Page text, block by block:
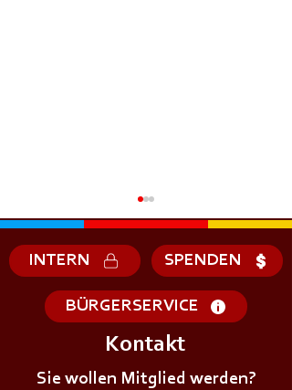
+++𝗗𝗜𝗘𝗡𝗦𝗧𝗔𝗚𝗦Ü𝗕𝗨𝗡𝗚+++
INTERN SPENDEN
BÜRGERSERVICE
Kontakt
Sie wollen Mitglied werden?